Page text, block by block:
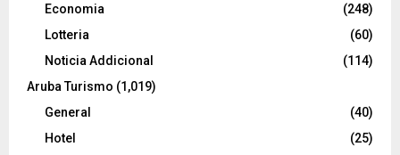
Economia
(248)
Lotteria
(60)
Noticia Addicional
(114)
Aruba Turismo (1,019)
General
(40)
Hotel
(25)